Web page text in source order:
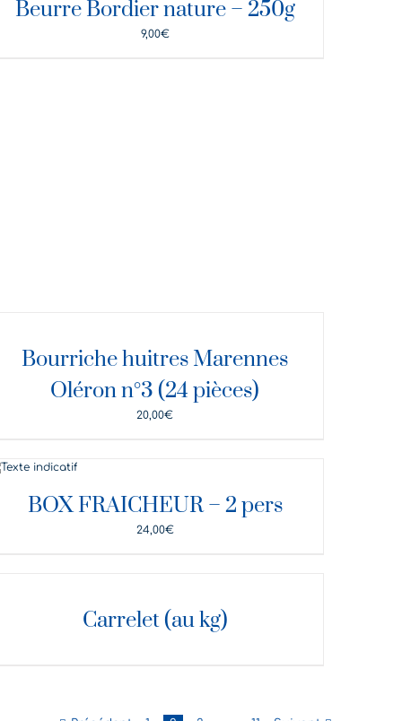
Beurre Bordier nature – 250g
9,00€
Bourriche huitres Marennes
Oléron n°3 (24 pièces)
20,00€
DÉTAILS
BOX FRAICHEUR – 2 pers
24,00€
Carrelet (au kg)